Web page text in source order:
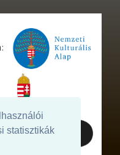
statisztikák